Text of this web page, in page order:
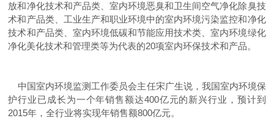
放和净化技术和产品类、室内环境恶臭和卫生间空气净化除臭技
术和产品类、工业生产和职业环境中的室内环境污染监控和净化
技术和产品类、室内环境低碳和节能应用技术类、室内环境绿化
净化美化技术和管理类等为代表的20项室内环保技术和产品。
中国室内环境监测工作委员会主任宋广生说，我国室内环境保
护行业已成长为一个年销售额达400亿元的新兴行业，预计到
2015年，全行业将实现年销售额800亿元。